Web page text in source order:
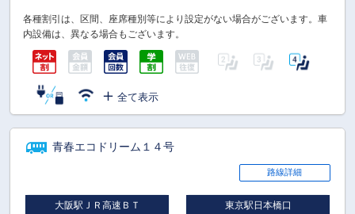
各種割引は、区間、座席種別等により設定がない場合がございます。車
内設備は、異なる場合もございます。
全て表示
青春エコドリーム１４号
路線詳細
大阪駅ＪＲ高速ＢＴ 東京駅日本橋口